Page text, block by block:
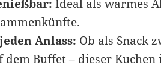
Ideal als warmes
Anlass: Ob als Snack
Buffet – dieser